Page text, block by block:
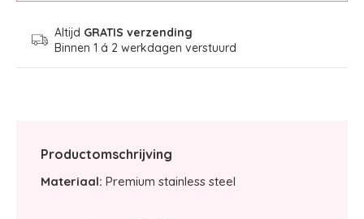
Altijd GRATIS verzending
Binnen 1 á 2 werkdagen verstuurd
Productomschrijving
Materiaal: Premium stainless steel